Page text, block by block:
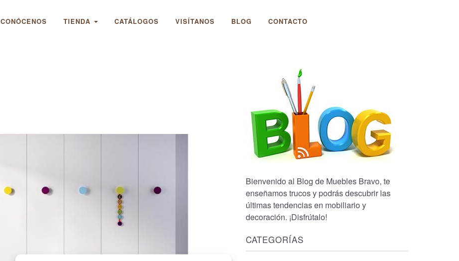
CONÓCENOS TIENDA CATÁLOGOS VISÍTANOS BLOG CONTACTO
Bienvenido al Blog de Muebles Bravo, te
enseñamos trucos y podrás descubrir las
últimas tendencias en mobiliario y
decoración. ¡Disfrútalo!
CATEGORÍAS